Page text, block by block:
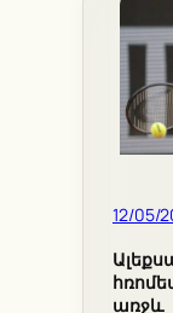
12/05/
առջև